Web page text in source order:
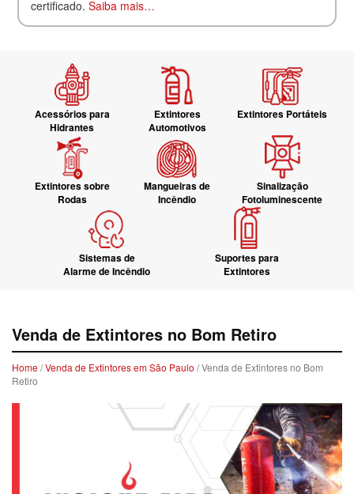
certificado.Saiba mais…
Acessórios para
Hidrantes
Extintores
Automotivos
Extintores Portáteis
Extintores sobre
Rodas
Mangueiras de
Incêndio
Sinalização
Fotoluminescente
Sistemas de
Alarme de Incêndio
Suportes para
Extintores
Venda de Extintores no Bom Retiro
Home/Venda de Extintores em São Paulo / Venda de Extintores no Bom
Retiro